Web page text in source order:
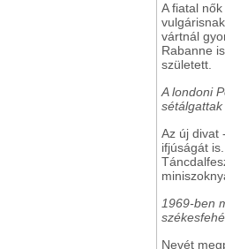
A fiatal
vártnál
Rabanne
született.
A londoni
Az új divat
ifjúságát
1969-ben
Nevét